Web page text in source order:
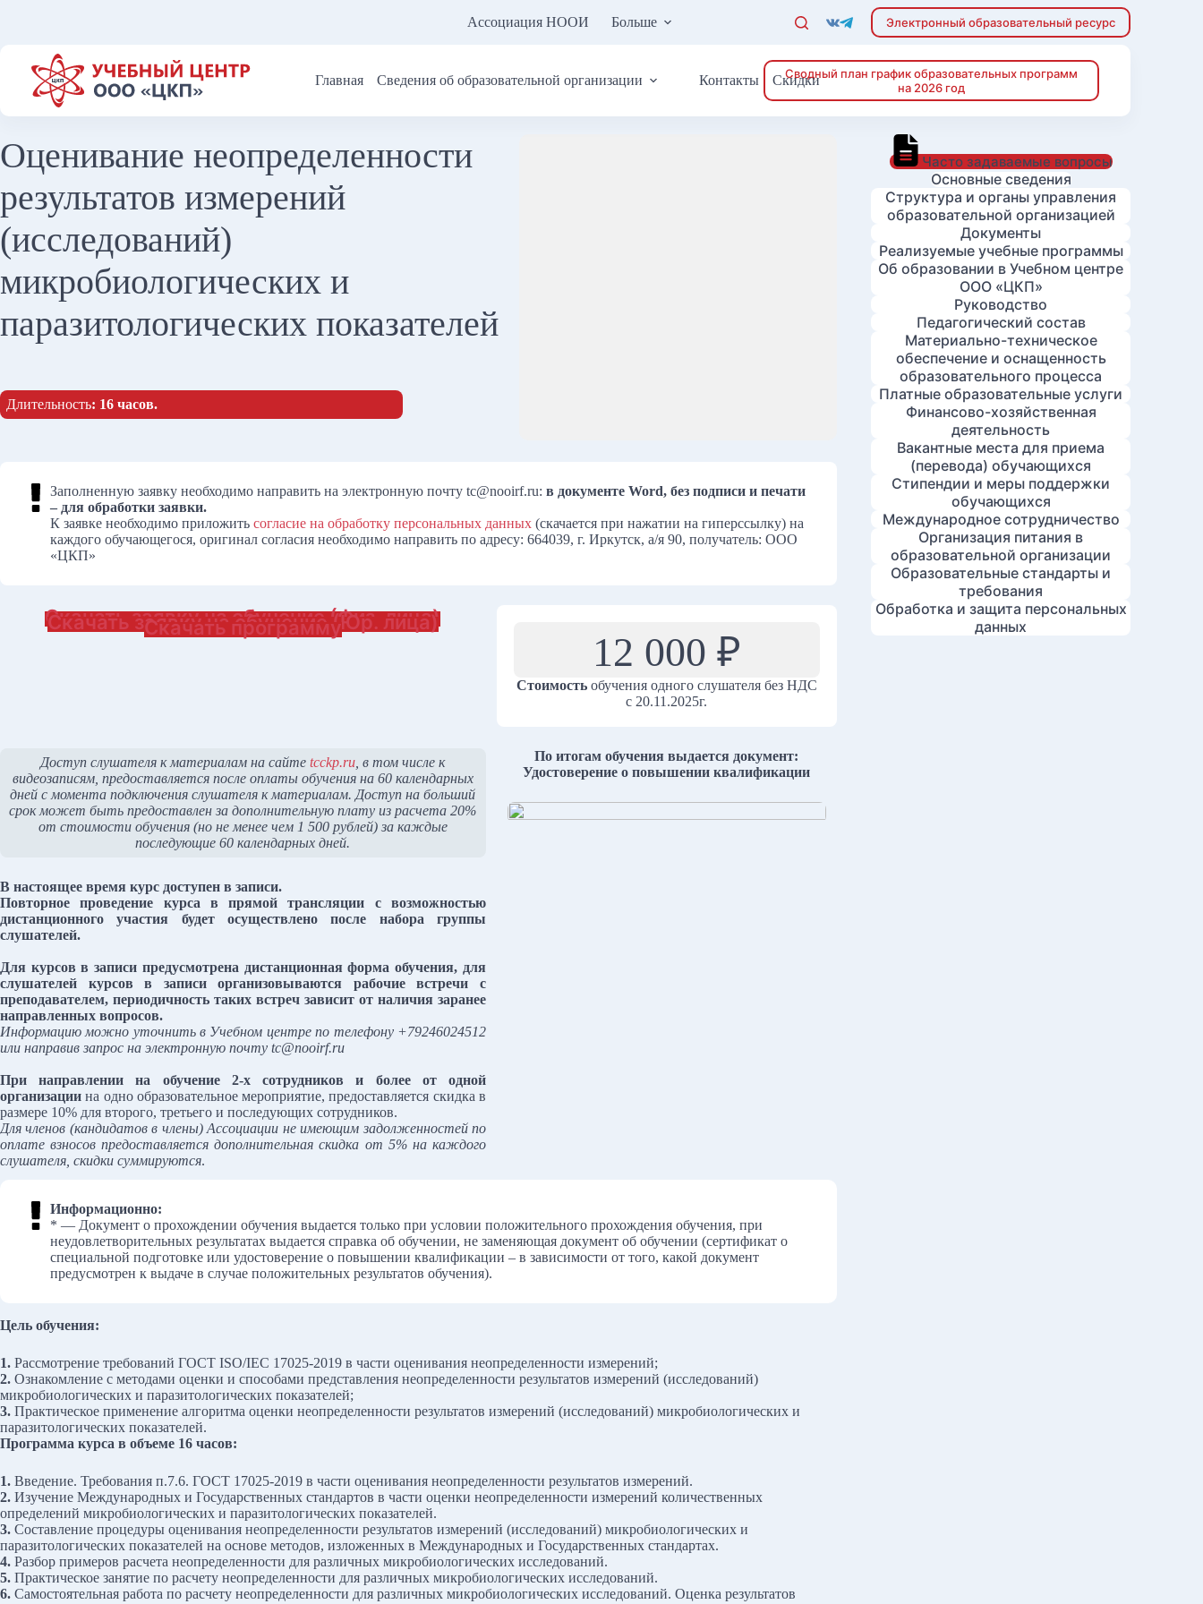
Ассоциация НООИ Больше Электронный образовательный ресурс
Главная Сведения об образовательной организации Контакты Скидки
Сводный план график образовательных программ
на 2026 год
Оценивание неопределенности
результатов измерений
(исследований)
микробиологических и
паразитологических показателей
Длительность: 16 часов.
Заполненную заявку необходимо направить на электронную почту tc@nooirf.ru: в документе Word, без подписи и печати
– для обработки заявки.
К заявке необходимо приложить согласие на обработку персональных данных (скачается при нажатии на гиперссылку) на
каждого обучающегося, оригинал согласия необходимо направить по адресу: 664039, г. Иркутск, а/я 90, получатель: ООО
«ЦКП»
Скачать заявку на обучение (Физ. лица)
Скачать заявку на обучение (Юр. лица)
Скачать программу
12 000 ₽
Стоимостьобучения одного слушателя без НДС
с 20.11.2025г.
Доступ слушателя к материалам на сайтеtcckp.ru , в том числе к
видеозаписям, предоставляется после оплаты обучения на 60 календарных
дней с момента подключения слушателя к материалам. Доступ на больший
срок может быть предоставлен за дополнительную плату из расчета 20%
от стоимости обучения (но не менее чем 1 500 рублей) за каждые
последующие 60 календарных дней.
В настоящее время курс доступен в записи.
Повторное проведение курса в прямой трансляции с возможностью
дистанционного участия будет осуществлено после набора группы
слушателей.
Для курсов в записи предусмотрена дистанционная форма обучения, для
слушателей курсов в записи организовываются рабочие встречи с
преподавателем, периодичность таких встреч зависит от наличия заранее
направленных вопросов.
Информацию можно уточнить в Учебном центре по телефону +79246024512
или направив запрос на электронную почту tc@nooirf.ru
При направлении на обучение 2-х сотрудников и более от одной
организации на одно образовательное мероприятие, предоставляется скидка в
размере 10% для второго, третьего и последующих сотрудников.
Для членов (кандидатов в члены) Ассоциации не имеющим задолженностей по
оплате взносов предоставляется дополнительная скидка от 5% на каждого
слушателя, скидки суммируются.
По итогам обучения выдается документ:
Удостоверение о повышении квалификации
Информационно:
* — Документ о прохождении обучения выдается только при условии положительного прохождения обучения, при
неудовлетворительных результатах выдается справка об обучении, не заменяющая документ об обучении (сертификат о
специальной подготовке или удостоверение о повышении квалификации – в зависимости от того, какой документ
предусмотрен к выдаче в случае положительных результатов обучения).
Цель обучения:
1. Рассмотрение требований ГОСТ ISO/IEC 17025-2019 в части оценивания неопределенности измерений;
2. Ознакомление с методами оценки и способами представления неопределенности результатов измерений (исследований)
микробиологических и паразитологических показателей;
3. Практическое применение алгоритма оценки неопределенности результатов измерений (исследований) микробиологических и
паразитологических показателей.
Программа курса в объеме 16 часов:
1. Введение. Требования п.7.6. ГОСТ 17025-2019 в части оценивания неопределенности результатов измерений.
2. Изучение Международных и Государственных стандартов в части оценки неопределенности измерений количественных
определений микробиологических и паразитологических показателей.
3. Составление процедуры оценивания неопределенности результатов измерений (исследований) микробиологических и
паразитологических показателей на основе методов, изложенных в Международных и Государственных стандартах.
4. Разбор примеров расчета неопределенности для различных микробиологических исследований.
5. Практическое занятие по расчету неопределенности для различных микробиологических исследований.
6. Самостоятельная работа по расчету неопределенности для различных микробиологических исследований. Оценка результатов
Часто задаваемые вопросы
Основные сведения
Структура и органы управления
образовательной организацией
Документы
Реализуемые учебные программы
Об образовании в Учебном центре
ООО «ЦКП»
Руководство
Педагогический состав
Материально-техническое
обеспечение и оснащенность
образовательного процесса
Платные образовательные услуги
Финансово-хозяйственная
деятельность
Вакантные места для приема
(перевода) обучающихся
Стипендии и меры поддержки
обучающихся
Международное сотрудничество
Организация питания в
образовательной организации
Образовательные стандарты и
требования
Обработка и защита персональных
данных